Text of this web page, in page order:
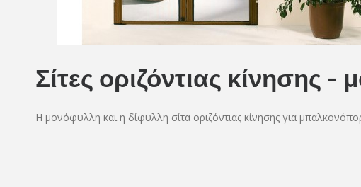
Σίτες οριζόντιας κίνησης
Η μονόφυλλη και η δίφυλλη σίτα οριζόντιας κίνησης για